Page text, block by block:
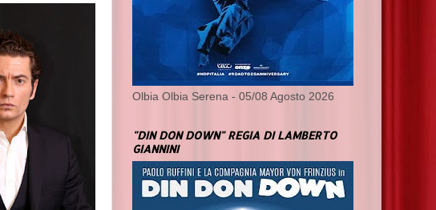
Olbia Olbia Serena - 05/08 Agosto 2026
"DIN DON DOWN" REGIA DI LAMBERTO
GIANNINI